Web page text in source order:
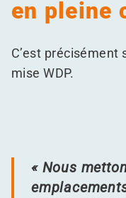
en pleine
C’est
mise WDP.
« Nous